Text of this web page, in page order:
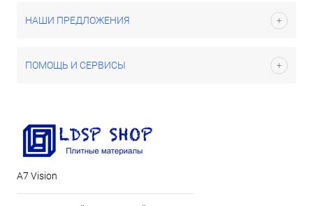
НАШИ ПРЕДЛОЖЕНИЯ
ПОМОЩЬ И СЕРВИСЫ
А7 Vision